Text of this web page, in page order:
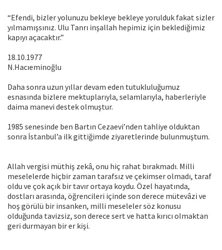
“Efendi, bizler yolunuzu bekleye bekleye yorulduk fakat sizler
yılmamışsınız. Ulu Tanrı inşallah hepimiz için beklediğimiz
kapıyı açacaktır.”
18.10.1977
N.Hacıeminoğlu
Daha sonra uzun yıllar devam eden tutukluluğumuz
esnasında bizlere mektuplarıyla, selamlarıyla, haberleriyle
daima manevi destek olmuştur.
1985 senesinde ben Bartın Cezaevi’nden tahliye olduktan
sonra İstanbul’a ilk gittiğimde ziyaretlerinde bulunmuştum.
Allah vergisi müthiş zekâ, onu hiç rahat bırakmadı. Milli
meselelerde hiçbir zaman tarafsız ve çekimser olmadı, taraf
oldu ve çok açık bir tavır ortaya koydu. Özel hayatında,
dostları arasında, öğrencileri içinde son derece mütevâzi ve
hoş görülü bir insanken, milli meseleler söz konusu
olduğunda tavizsiz, son derece sert ve hatta kırıcı olmaktan
geri durmayan bir er kişi.